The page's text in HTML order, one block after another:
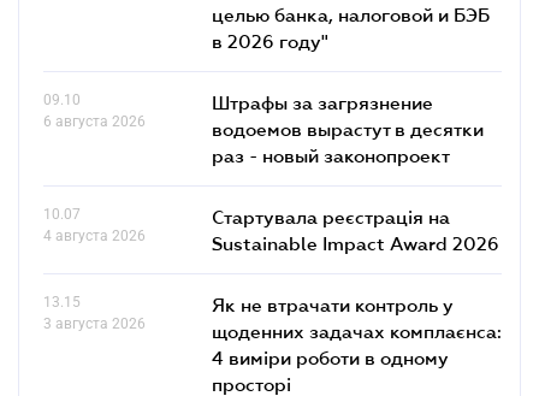
целью банка, налоговой и БЭБ
в 2026 году"
09.10
6 августа 2026
Штрафы за загрязнение
водоемов вырастут в десятки
раз - новый законопроект
10.07
4 августа 2026
Стартувала реєстрація на
Sustainable Impact Award 2026
13.15
3 августа 2026
Як не втрачати контроль у
щоденних задачах комплаєнса:
4 виміри роботи в одному
просторі